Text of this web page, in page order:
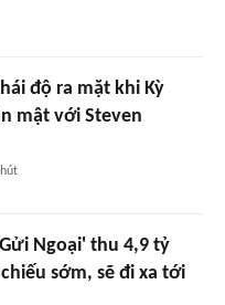
độ ra mặt khi Kỳ
mật với Steven
Ngoại' thu 4,9 tỷ
sớm, sẽ đi xa tới